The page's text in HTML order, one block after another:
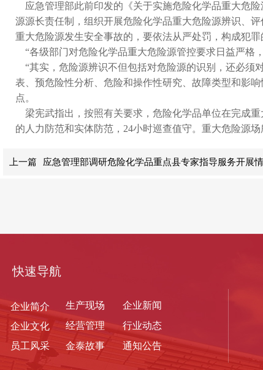
应急管理部此前印发的《关于实施危险化学品重大危
源源长责任制，组织开展危险化学品重大危险源辨识、
重大危险源发生安全事故的，要依法从严处罚，构成犯罪
“各级部门对危险化学品重大危险源管控要求日益严格
“其实，危险源辨识不但包括对危险源的识别，还必须
表、预危险性分析、危险和操作性研究、故障类型和影
点。
梁宪武指出，按照有关要求，危险化学品单位在完成
的人力防范和实体防范，24小时巡查值守。重大危险源
上一篇 应急管理部调研危险化学品重点县专家指导服务开展
快速导航
企业简介
企业文化
员工风采
生产现场
经营管理
金泰故事
企业新闻
行业动态
通知公告